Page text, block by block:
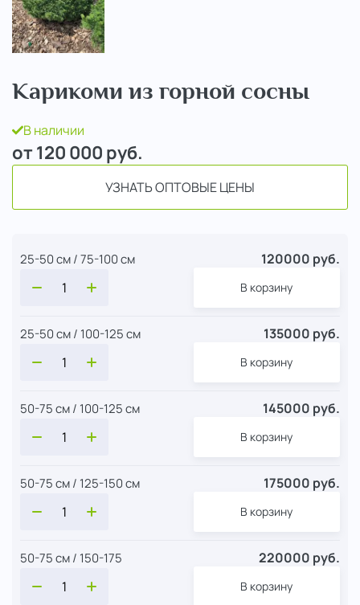
Карикоми из горной сосны
В наличии
от 120 000 руб.
УЗНАТЬ ОПТОВЫЕ ЦЕНЫ
25-50 см / 75-100 см 120000 руб.
В корзину
25-50 см / 100-125 см 135000 руб.
В корзину
50-75 см / 100-125 см 145000 руб.
В корзину
50-75 см / 125-150 см 175000 руб.
В корзину
50-75 см / 150-175 220000 руб.
В корзину